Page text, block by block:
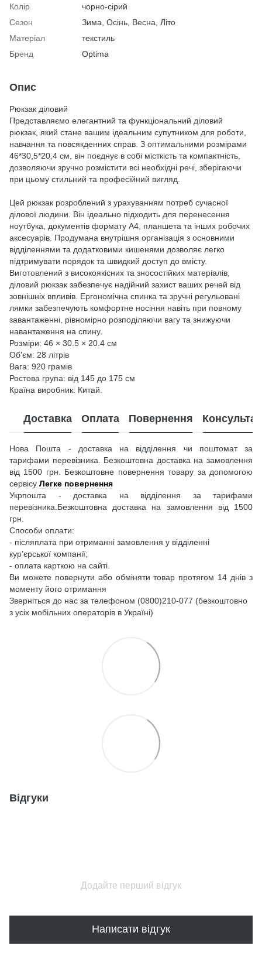
Колір
чорно-сірий
Сезон
Зима, Осінь, Весна, Літо
Матеріал
текстиль
Бренд
Optima
Опис
Рюкзак діловий
Представляємо елегантний та функціональний діловий
рюкзак, який стане вашим ідеальним супутником для роботи,
навчання та повсякденних справ. З оптимальними розмірами
46*30,5*20,4 см, він поєднує в собі місткість та компактність,
дозволяючи зручно розмістити всі необхідні речі, зберігаючи
при цьому стильний та професійний вигляд.
Цей рюкзак розроблений з урахуванням потреб сучасної
ділової людини. Він ідеально підходить для перенесення
ноутбука, документів формату А4, планшета та інших робочих
аксесуарів. Продумана внутрішня організація з основними
відділеннями та додатковими кишенями дозволяє легко
підтримувати порядок та швидкий доступ до вмісту.
Виготовлений з високоякісних та зносостійких матеріалів,
діловий рюкзак забезпечує надійний захист ваших речей від
зовнішніх впливів. Ергономічна спинка та зручні регульовані
лямки забезпечують комфортне носіння навіть при повному
завантаженні, рівномірно розподіляючи вагу та знижуючи
навантаження на спину.
Розміри: 46 × 30.5 × 20.4 см
Об'єм: 28 літрів
Вага: 920 грамів
Ростова група: від 145 до 175 см
Країна виробник: Китай.
Доставка Оплата Повернення
Нова Пошта - доставка на відділення чи поштомат за
тарифами перевізника. Безкоштовна доставка на замовлення
від 1500 грн. Безкоштовне повернення товару за допомогою
сервісу Легке повернення
Укрпошта - доставка на відділення за тарифами
перевізника.Безкоштовна доставка на замовлення від 1500
грн.
Способи оплати:
- післяплата при отриманні замовлення у відділенні
кур’єрської компанії;
- оплата карткою на сайті.
Ви можете повернути або обміняти товар протягом 14 днів з
моменту його отримання
Зверніться до нас за телефоном (0800)210-077 (безкоштовно
з усіх мобільних операторів в Україні)
Відгуки
Додайте перший відгук
Написати відгук